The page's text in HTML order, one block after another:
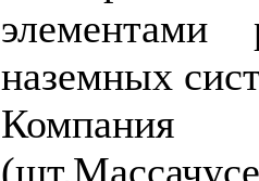
наземных